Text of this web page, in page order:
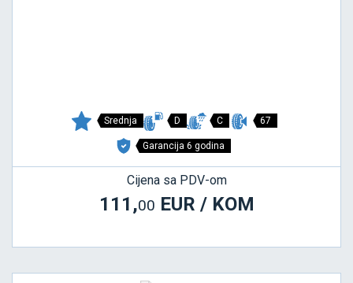
Srednja D C 67
Garancija 6 godina
Cijena sa PDV-om
111,00 EUR / KOM